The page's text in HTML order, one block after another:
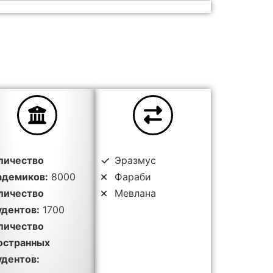
8000
1700
Эразмус
Фараби
Мевлана